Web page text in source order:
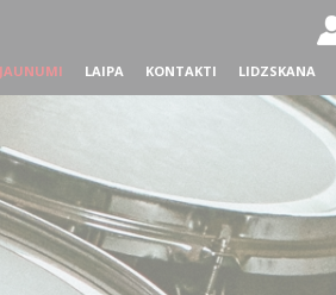
JAUNUMI LAIPA KONTAKTI LIDZSKANA